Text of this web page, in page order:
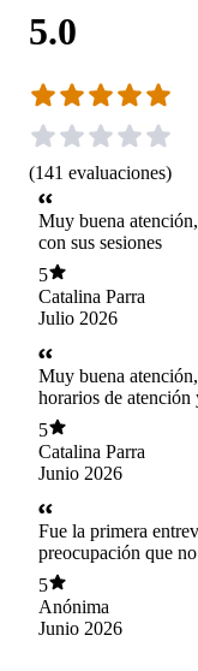
5.0
(141 evaluaciones)
Muy buena
con sus sesiones
5
Catalina Parra
Julio 2026
Muy buena
horarios de
no estaba apurada o
terminó la sesión.
5
Catalina Parra
Junio 2026
Fue la primera
preocupación que
psicóloga
5
Anónima
Junio 2026